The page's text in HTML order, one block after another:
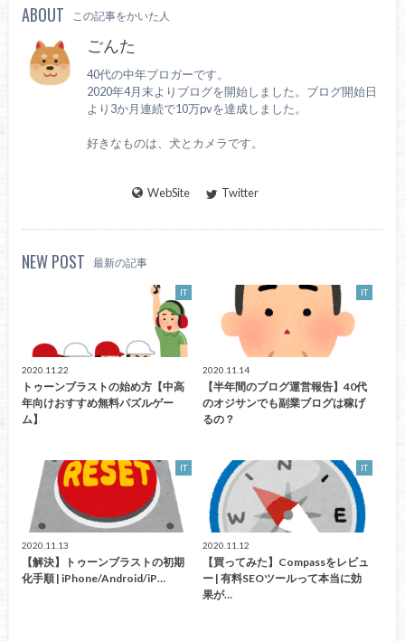
ABOUT この記事をかいた人
ごんた
40代の中年ブロガーです。
2020年4月末よりブログを開始しました。ブログ開始日
より3か月連続で10万pvを達成しました。
好きなものは、犬とカメラです。
WebSite Twitter
NEW POST 最新の記事
IT
2020.11.22
トゥーンブラストの始め方【中高
年向けおすすめ無料パズルゲー
ム】
IT
2020.11.14
【半年間のブログ運営報告】40代
のオジサンでも副業ブログは稼げ
るの？
IT
2020.11.13
【解決】トゥーンブラストの初期
化手順 | iPhone/Android/iP…
IT
2020.11.12
【買ってみた】Compassをレビュ
ー | 有料SEOツールって本当に効
果が…